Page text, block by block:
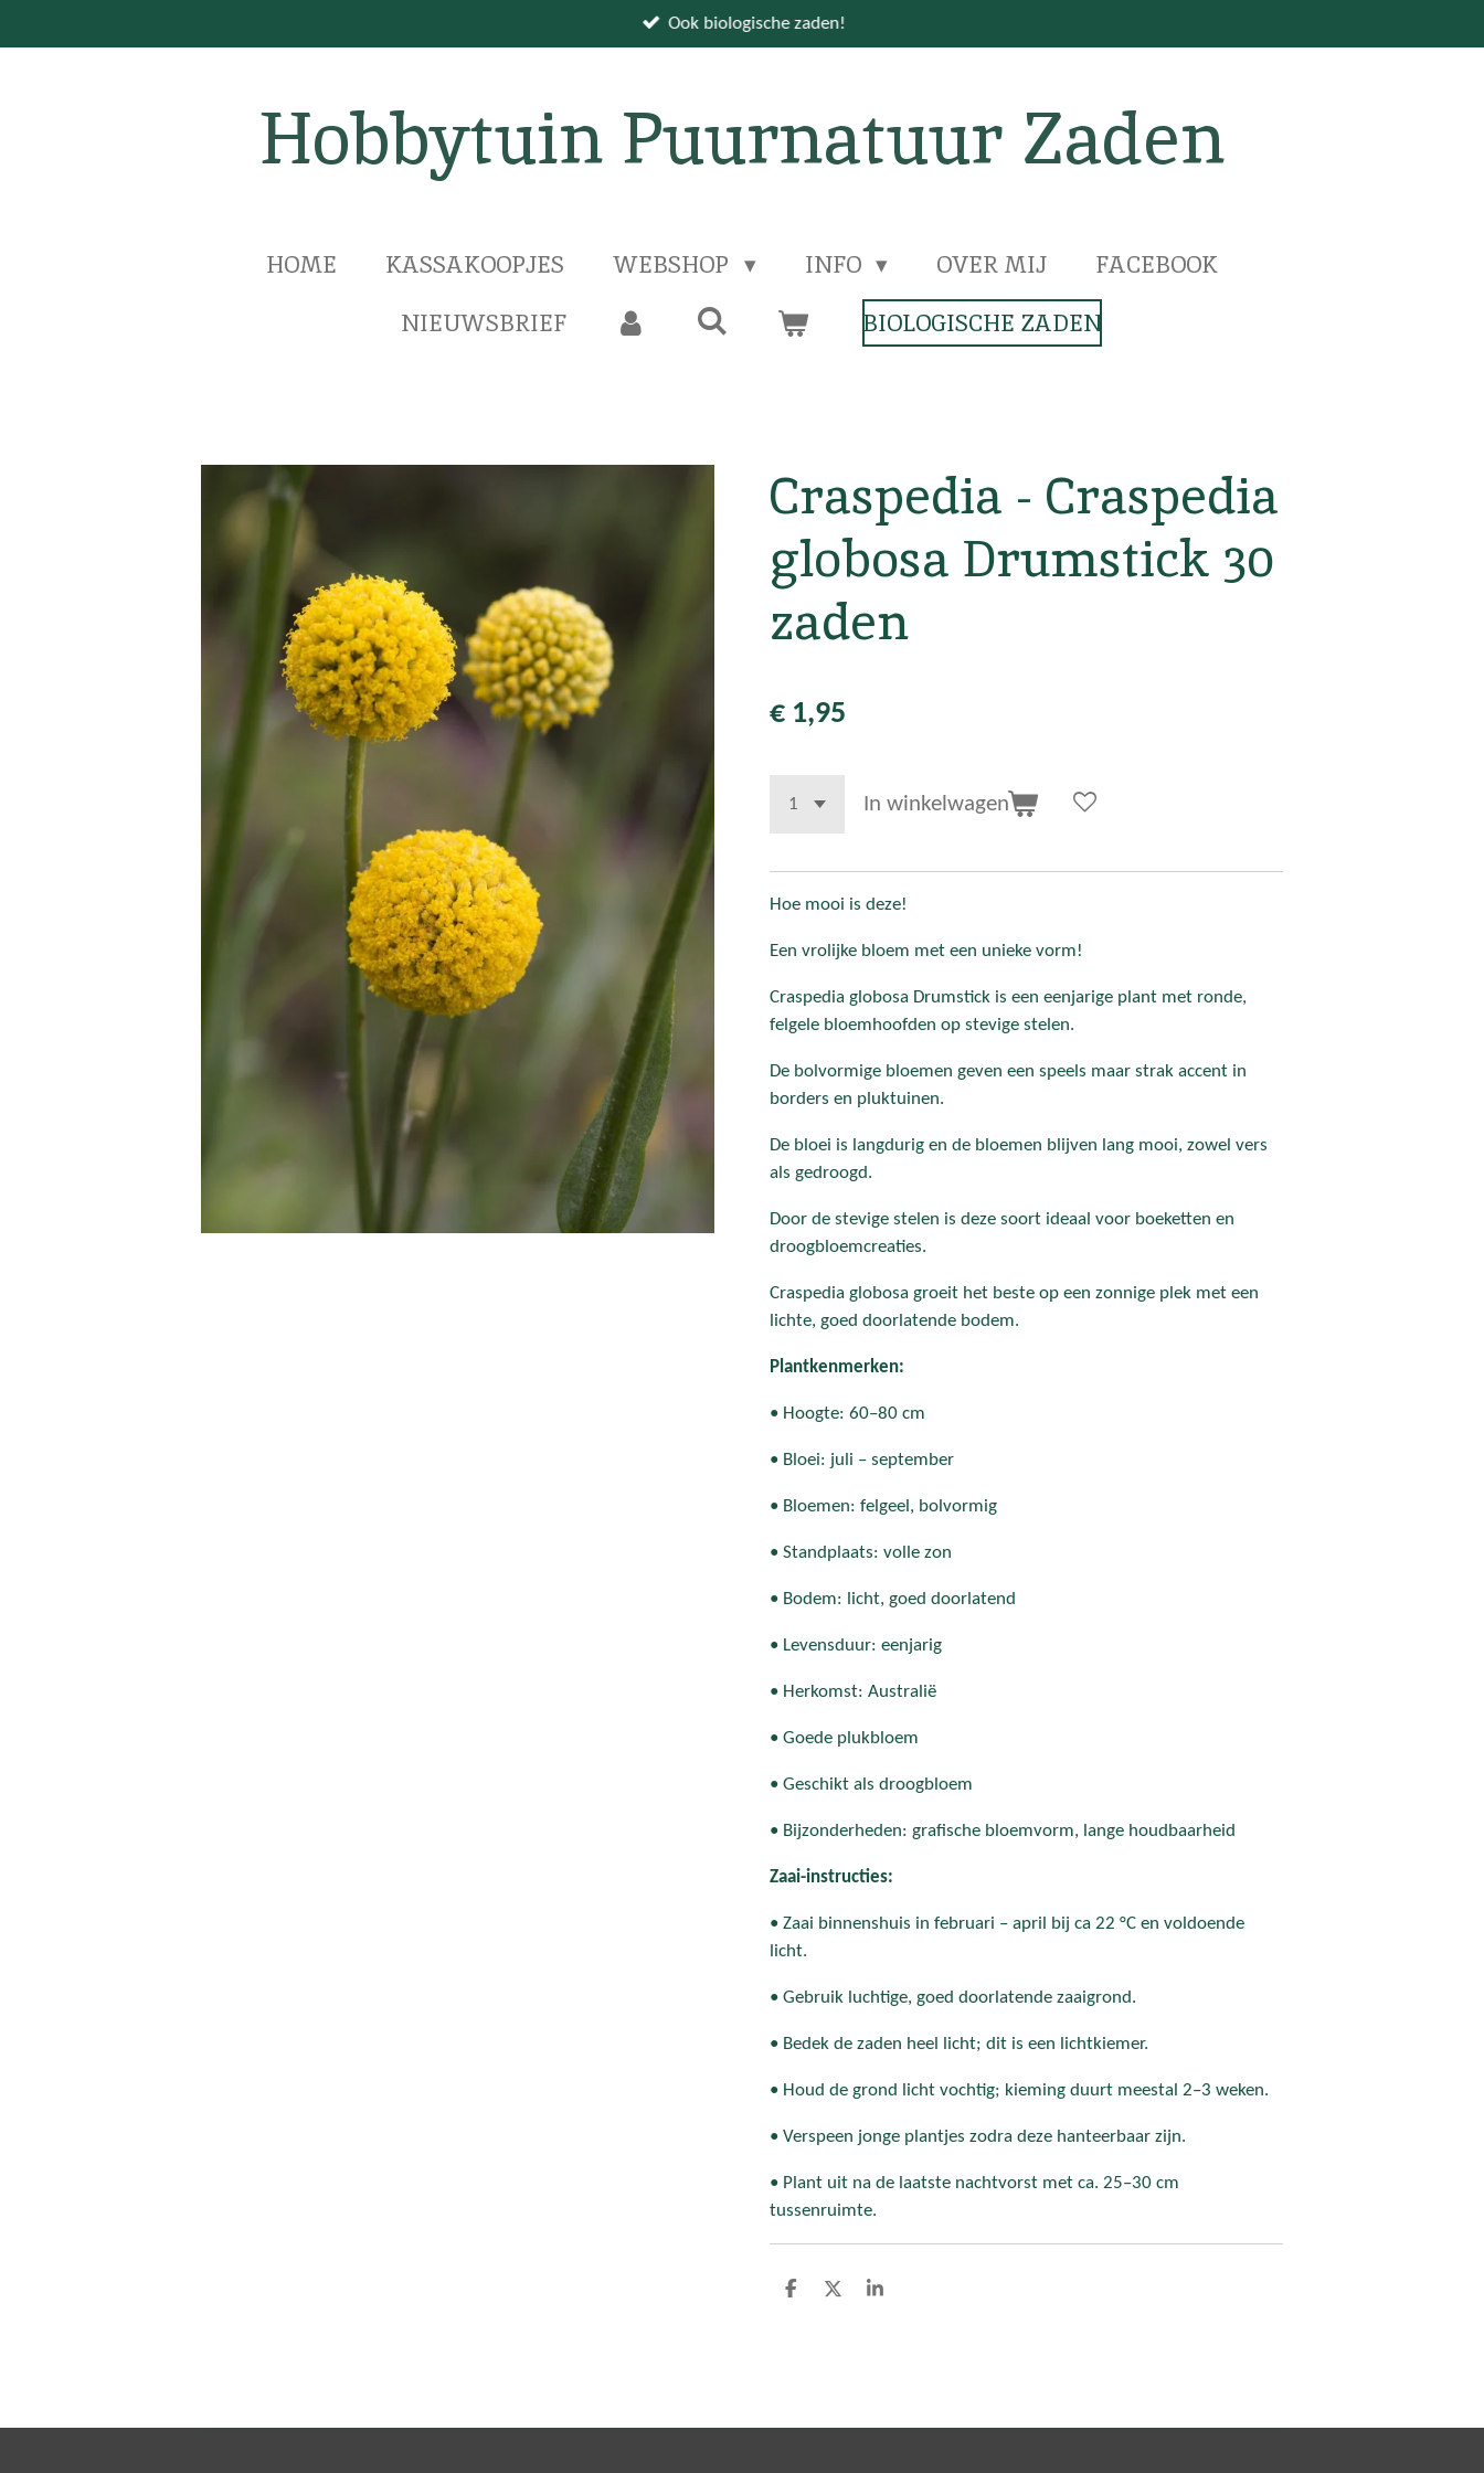
direct
Ook biologische zaden!
Hobbytuin Puurnatuur Zaden
HOME KASSAKOOPJES WEBSHOP INFO OVER MIJ
FACEBOOK
NIEUWSBRIEF
BIOLOGISCHE ZADEN
Craspedia - Craspedia
globosa Drumstick 30
zaden
€ 1,95
In winkelwagen
Hoe mooi is deze!
Een vrolijke bloem met een unieke vorm!
Craspedia globosa Drumstick is een eenjarige plant met ronde,
felgele bloemhoofden op stevige stelen.
De bolvormige bloemen geven een speels maar strak accent in
borders en pluktuinen.
De bloei is langdurig en de bloemen blijven lang mooi, zowel vers
als gedroogd.
Door de stevige stelen is deze soort ideaal voor boeketten en
droogbloemcreaties.
Craspedia globosa groeit het beste op een zonnige plek met een
lichte, goed doorlatende bodem.
Plantkenmerken:
• Hoogte: 60–80 cm
• Bloei: juli – september
• Bloemen: felgeel, bolvormig
• Standplaats: volle zon
• Bodem: licht, goed doorlatend
• Levensduur: eenjarig
• Herkomst: Australië
• Goede plukbloem
• Geschikt als droogbloem
• Bijzonderheden: grafische bloemvorm, lange houdbaarheid
Zaai-instructies:
• Zaai binnenshuis in februari – april bij ca 22 °C en voldoende
licht.
• Gebruik luchtige, goed doorlatende zaaigrond.
• Bedek de zaden heel licht; dit is een lichtkiemer.
• Houd de grond licht vochtig; kieming duurt meestal 2–3 weken.
• Verspeen jonge plantjes zodra deze hanteerbaar zijn.
• Plant uit na de laatste nachtvorst met ca. 25–30 cm
tussenruimte.
D
D
S